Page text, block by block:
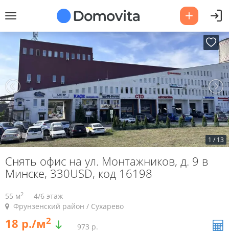
1 /13
Снять офис на ул. Монтажников, д. 9 в
Минске, 330USD, код 16198
55 м2
4/6 этаж
Фрунзенский район / Сухарево
18 р./м2
973 р.